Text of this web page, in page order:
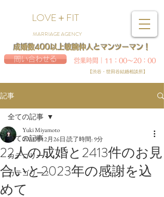
LOVE＋FIT
MARRIAGE AGENCY
問い合わせる
【渋谷・世田谷結婚相談所】
成婚数400以上敏腕仲人とマンツーマン！
営業時間｜11：00～20：00
記事
全ての記事
カテゴリー 1
カテゴリー 2
全ての記事
22人の成婚と2413件のお見
合いと2023年の感謝を込
めて
Yuki Miyamoto
2023年12月26日 読了時間: 9分